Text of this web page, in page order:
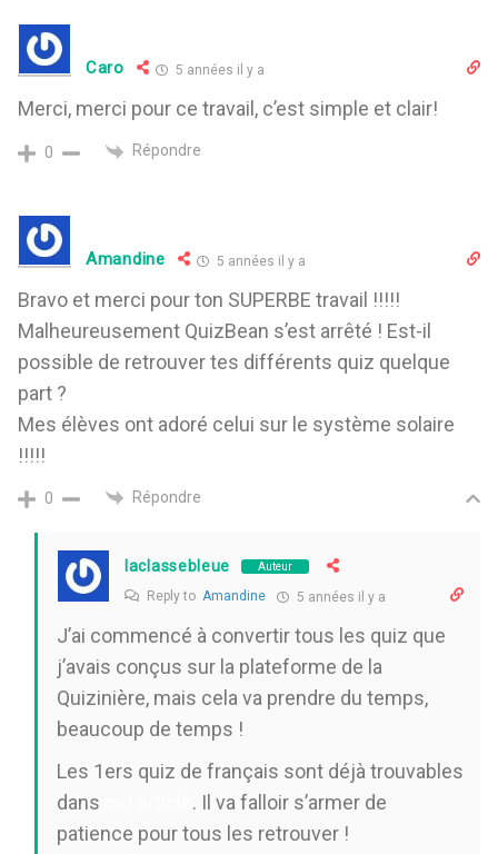
Caro 5 années il y a
Merci, merci pour ce travail, c’est simple et clair!
0 Répondre
Amandine 5 années il y a
Bravo et merci pour ton SUPERBE travail !!!!!
Malheureusement QuizBean s’est arrêté ! Est-il
possible de retrouver tes différents quiz quelque
part ?
Mes élèves ont adoré celui sur le système solaire
!!!!!
0 Répondre
laclassebleue Auteur
Reply to Amandine 5 années il y a
J’ai commencé à convertir tous les quiz que
j’avais conçus sur la plateforme de la
Quizinière, mais cela va prendre du temps,
beaucoup de temps !
Les 1ers quiz de français sont déjà trouvables
dans
. Il va falloir s’armer de
patience pour tous les retrouver !